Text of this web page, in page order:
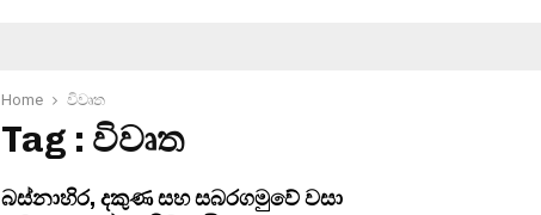
Home විවෘත
Tag : විවෘත
බස්නාහිර, දකුණ සහ සබරගමුවේ වසා